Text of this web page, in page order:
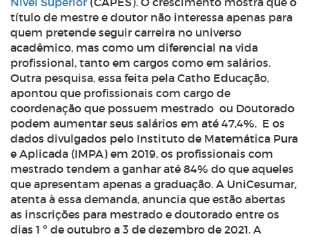
título de mestre e doutor não interessa apenas para
quem pretende seguir carreira no universo
acadêmico, mas como um diferencial na vida
profissional, tanto em cargos como em salários.
Outra pesquisa, essa feita pela Catho Educação,
apontou que profissionais com cargo de
coordenação que possuem mestrado ou Doutorado
podem aumentar seus salários em até 47,4%. E os
dados divulgados pelo Instituto de Matemática Pura
e Aplicada (IMPA) em 2019, os profissionais com
mestrado tendem a ganhar até 84% do que aqueles
que apresentam apenas a graduação. A UniCesumar,
atenta à essa demanda, anuncia que estão abertas
as inscrições para mestrado e doutorado entre os
dias 1 º de outubro a 3 de dezembro de 2021. A